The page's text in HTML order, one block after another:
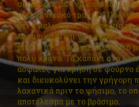
σερβίρετε με ένα κοτόπουλο
οικογενειακό τραπέζι.
ότι ο καλύτερος τρόπος για να
λαχανικά είναι να τα βράσετε
ρίξετε στο φούρνο, αλλά αυτό
πολύ χρόνο. Το καπάκι στο
ασφαλές για χρήση σε φούρνο
και διευκολύνει την γρήγορη
λαχανικά πριν το ψήσιμο, το
αποτέλεσμα με το βράσιμο.